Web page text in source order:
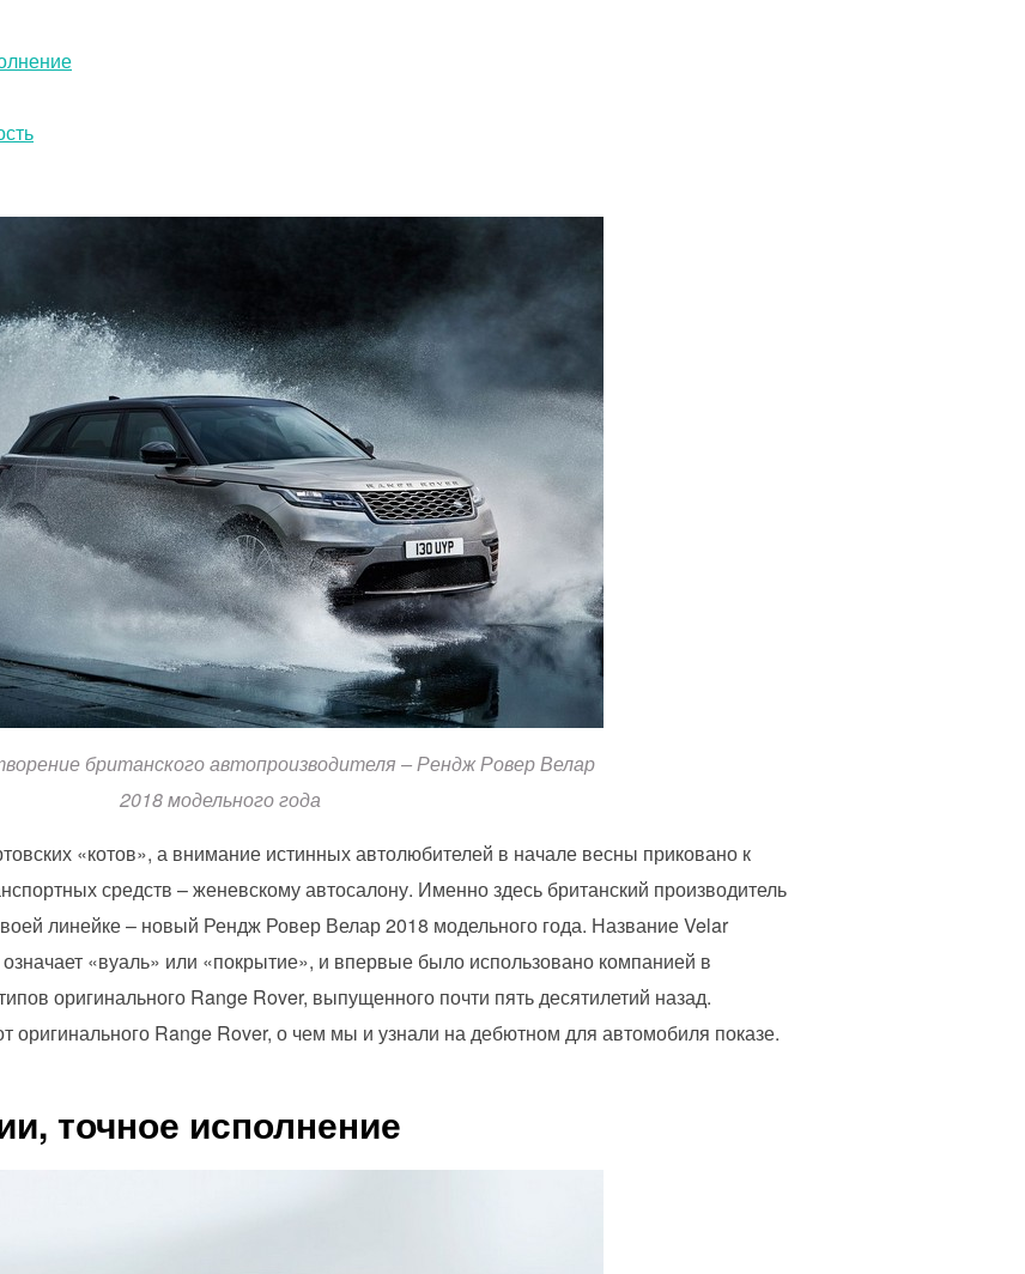
британского автопроизводителя – Рендж Ровер Велар
2018 модельного года
«котов», а внимание истинных автолюбителей в начале весны приковано к
средств – женевскому автосалону. Именно здесь британский производитель
линейке – новый Рендж Ровер Велар 2018 модельного года. Название Velar
означает «вуаль» или «покрытие», и впервые было использовано компанией в
оригинального Range Rover, выпущенного почти пять десятилетий назад.
оригинального Range Rover, о чем мы и узнали на дебютном для автомобиля показе.
точное исполнение